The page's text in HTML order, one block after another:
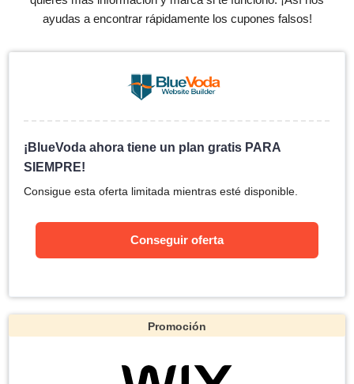
ayudas a encontrar rápidamente los cupones falsos!
¡BlueVoda ahora tiene un plan gratis PARA
SIEMPRE!
Consigue esta oferta limitada mientras esté disponible.
Conseguir oferta
Promoción